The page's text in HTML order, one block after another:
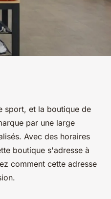
sport, et la boutique de
par une large
Avec des horaires
boutique s'adresse à
comment cette adresse